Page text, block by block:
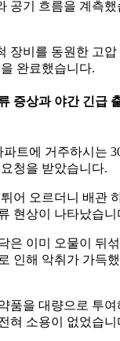
공기 흐름을 계측했
장비를 동원한 고압
완료했습니다.
증상과 야간 긴급
트에 거주하시는
청을 받았습니다.
어 오르더니 배관
현상이 나타났습니
은 이미 오물이 뒤
인해 악취가 가득
품을 대량으로 투여
혀 소용이 없었습니